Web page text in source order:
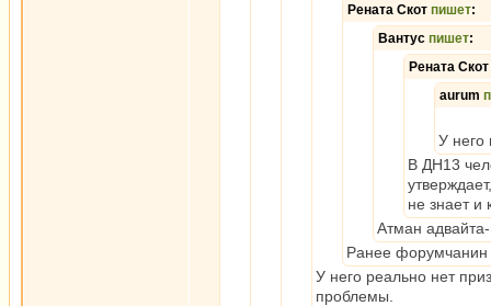
Рената Скот пишет:
Вантус пишет:
Рената Скот
aurum
У него
В ДН13
не знает и
Атман
Ранее форумчанин
У него реально нет
проблемы.